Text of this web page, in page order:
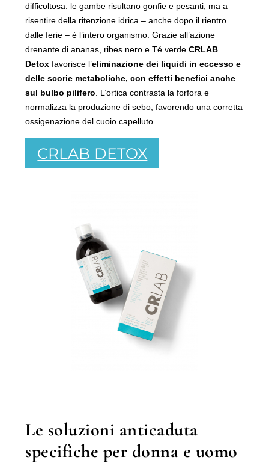
difficoltosa: le gambe risultano gonfie e pesanti, ma a
risentire della ritenzione idrica – anche dopo il rientro
dalle ferie – è l’intero organismo. Grazie all’azione
drenante di ananas, ribes nero e Té verdeCRLAB
Detox favorisce l’eliminazione dei liquidi in eccesso e
delle scorie metaboliche, con effetti benefici anche
sul bulbo pilifero . L’ortica contrasta la forfora e
normalizza la produzione di sebo, favorendo una corretta
ossigenazione del cuoio capelluto.
CRLAB DETOX
Le soluzioni anticaduta
specifiche per donna e uomo